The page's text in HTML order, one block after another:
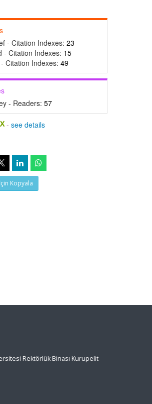
- Citation Indexes: 23
- Citation Indexes: 15
Citation Indexes: 49
- Readers: 57
-see details
Kopyala
Rektörlük Binası Kurupelit